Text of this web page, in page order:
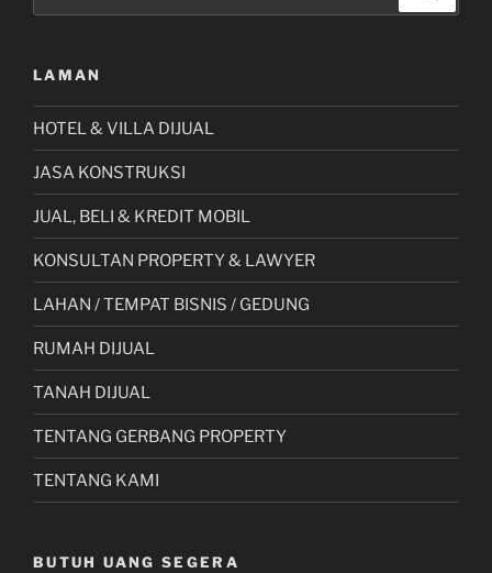
LAMAN
HOTEL & VILLA DIJUAL
JASA KONSTRUKSI
JUAL, BELI & KREDIT MOBIL
KONSULTAN PROPERTY & LAWYER
LAHAN / TEMPAT BISNIS / GEDUNG
RUMAH DIJUAL
TANAH DIJUAL
TENTANG GERBANG PROPERTY
TENTANG KAMI
BUTUH UANG SEGERA